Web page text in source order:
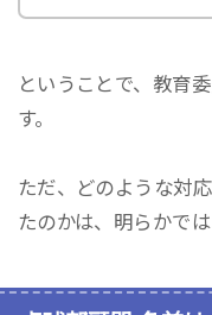
ということで、教育
す。
ただ、どのような対
たのかは、明らかでは